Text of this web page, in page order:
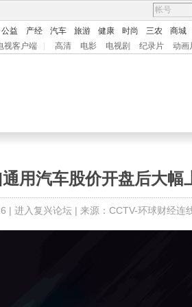
公益 产经 汽车 旅游 健康 时尚 三农 商城
视客户端 高清 电影 电视剧 纪录片 动画
用汽车股价开盘后大幅
| 进入复兴论坛 | 来源：CCTV-环球财经连